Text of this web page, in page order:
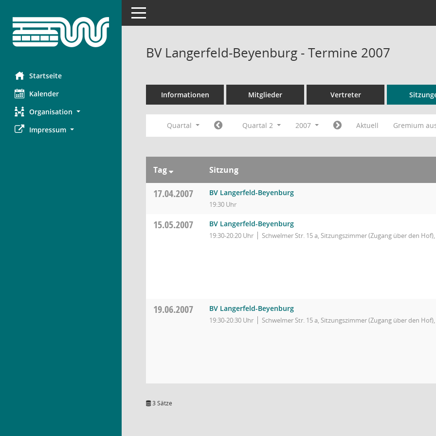
Startseite
Kalender
Organisation
Impressum
Toggle navigation
BV Langerfeld-Beyenburg - Termine 2007
Informationen Mitglieder Vertreter
Quartal Quartal 2 2007 Aktuell Gremium
Tag Sitzung
17.04.2007 BV Langerfeld-Beyenburg
19:30 Uhr
15.05.2007 BV Langerfeld-Beyenburg
19:30-20:20 Uhr Schwelmer Str. 15 a, Sitzungszimmer (Zugang über den
19.06.2007 BV Langerfeld-Beyenburg
19:30-20:30 Uhr Schwelmer Str. 15 a, Sitzungszimmer (Zugang über den
3 Sätze